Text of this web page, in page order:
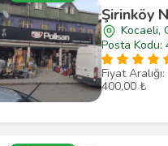
Şirinköy
Kocaeli,
Posta Kodu:
Fiyat
400,00 ₺